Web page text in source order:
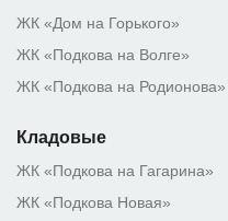
ЖК «Дом на Горького»
ЖК «Подкова на Волге»
ЖК «Подкова на Родионова»
Кладовые
ЖК «Подкова на Гагарина»
ЖК «Подкова Новая»